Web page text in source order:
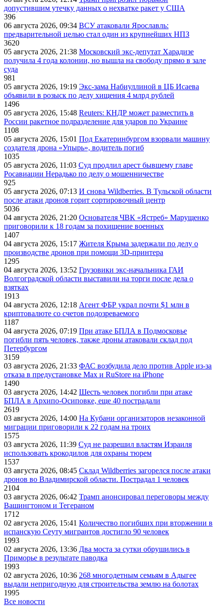
допустившим утечку данных о нехватке ракет у США
396
06 августа 2026, 09:34 ВСУ атаковали Ярославль:
предварительной целью стал один из крупнейших НПЗ
3620
05 августа 2026, 21:38 Московский экс-депутат Харадизе
получила 4 года колонии, но вышла на свободу прямо в зале
суда
981
05 августа 2026, 19:19 Экс-зама Набиуллиной в ЦБ Исаева
объявили в розыск по делу хищения 4 млрд рублей
1496
05 августа 2026, 15:48 Reuters: КНДР может разместить в
России ракетное подразделение для ударов по Украине
1108
05 августа 2026, 15:01 Под Екатеринбургом взорвали машину
создателя дрона «Упырь», водитель погиб
1035
05 августа 2026, 11:03 Суд продлил арест бывшему главе
Росавиации Нерадько по делу о мошенничестве
925
05 августа 2026, 07:13 И снова Wildberries. В Тульской области
после атаки дронов горит сортировочный центр
5036
04 августа 2026, 21:20 Основателя ЧВК «Ястреб» Марущенко
приговорили к 18 годам за похищение военных
1407
04 августа 2026, 15:17 Жителя Крыма задержали по делу о
производстве дронов при помощи 3D‑принтера
1295
04 августа 2026, 13:52 Грузовики экс-начальника ГАИ
Волгоградской области выставили на торги после дела о
взятках
1913
04 августа 2026, 12:18 Агент ФБР украл почти $1 млн в
криптовалюте со счетов подозреваемого
1187
04 августа 2026, 07:19 При атаке БПЛА в Подмосковье
погибли пять человек, также дроны атаковали склад под
Петербургом
3159
03 августа 2026, 21:33 ФАС возбудила дело против Apple из-за
отказа в предустановке Max и RuStore на iPhone
1490
03 августа 2026, 14:42 Шесть человек погибли при атаке
БПЛА в Архипо-Осиповке, еще 40 пострадали
2619
03 августа 2026, 14:00 На Кубани организаторов незаконной
миграции приговорили к 22 годам на троих
1575
03 августа 2026, 11:39 Суд не разрешил властям Израиля
использовать крокодилов для охраны тюрем
1537
03 августа 2026, 08:45 Склад Wildberries загорелся после атаки
дронов во Владимирской области. Пострадал 1 человек
2104
03 августа 2026, 06:42 Трамп анонсировал переговоры между
Вашингтоном и Тегераном
1712
02 августа 2026, 15:41 Количество погибших при вторжении в
испанскую Сеуту мигрантов достигло 90 человек
1993
02 августа 2026, 13:36 Два моста за сутки обрушились в
Приморье в результате паводка
1993
02 августа 2026, 10:36 268 многодетным семьям в Адыгее
выдали непригодную для строительства землю на болотах
1995
Все новости